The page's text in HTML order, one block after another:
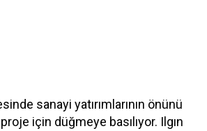
sanayi yatırımlarının önünü
için düğmeye basılıyor. Ilgın